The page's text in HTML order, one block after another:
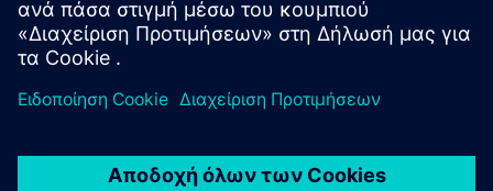
Μάθετε περισσότερα